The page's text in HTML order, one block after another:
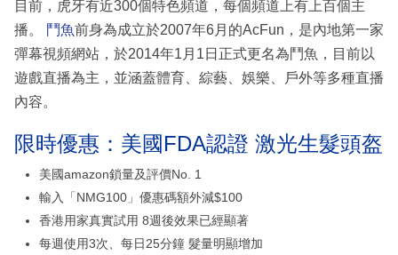
目前，虎牙有近300個特色頻道，每個頻道上有上百個主
播。
鬥魚前身為成立於2007年6月的AcFun，是內地第一家
彈幕視頻網站，於2014年1月1日正式更名為鬥魚，目前以
遊戲直播為主，並涵蓋體育、綜藝、娛樂、戶外等多種直播
內容。
限時優惠：美國FDA認證 激光生髮頭盔
美國amazon鎖量及評價No. 1
輸入「NMG100」優惠碼額外減$100
香港用家真實試用 8週後效果已經顯著
每週使用3次、每日25分鐘 髮量明顯增加